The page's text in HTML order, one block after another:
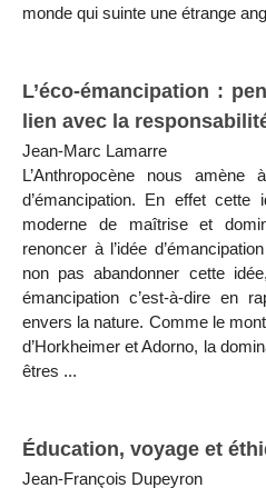
monde qui suinte une étrange
L’éco-émancipation :
lien avec la
Jean-Marc Lamarre
L’Anthropocène nous amène
d’émancipation. En effet
moderne de maîtrise et
renoncer à l’idée
non pas abandonner cette
émancipation c’est-à-dire en
envers la nature. Comme le
d’Horkheimer et Adorno, la
êtres ...
Éducation, voyage et
Jean-François Dupeyron